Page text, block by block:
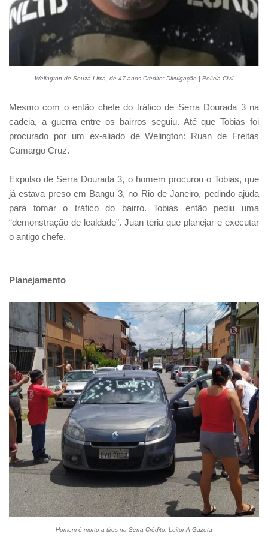
Welington de Souza Lima, de 47 anos Crédito: Divulgação | Polícia Civil
Mesmo com o então chefe do tráfico de Serra Dourada 3 na
cadeia, a guerra entre os bairros seguiu. Até que Tobias foi
procurado por um ex-aliado de Welington: Ruan de Freitas
Camargo Cruz.
Expulso de Serra Dourada 3, o homem procurou o Tobias, que
já estava preso em Bangu 3, no Rio de Janeiro, pedindo ajuda
para tomar o tráfico do bairro. Tobias então pediu uma
“demonstração de lealdade”. Juan teria que planejar e executar
o antigo chefe.
Planejamento
Homem é morto a tiros na Serra Crédito: Leitor A Gazeta